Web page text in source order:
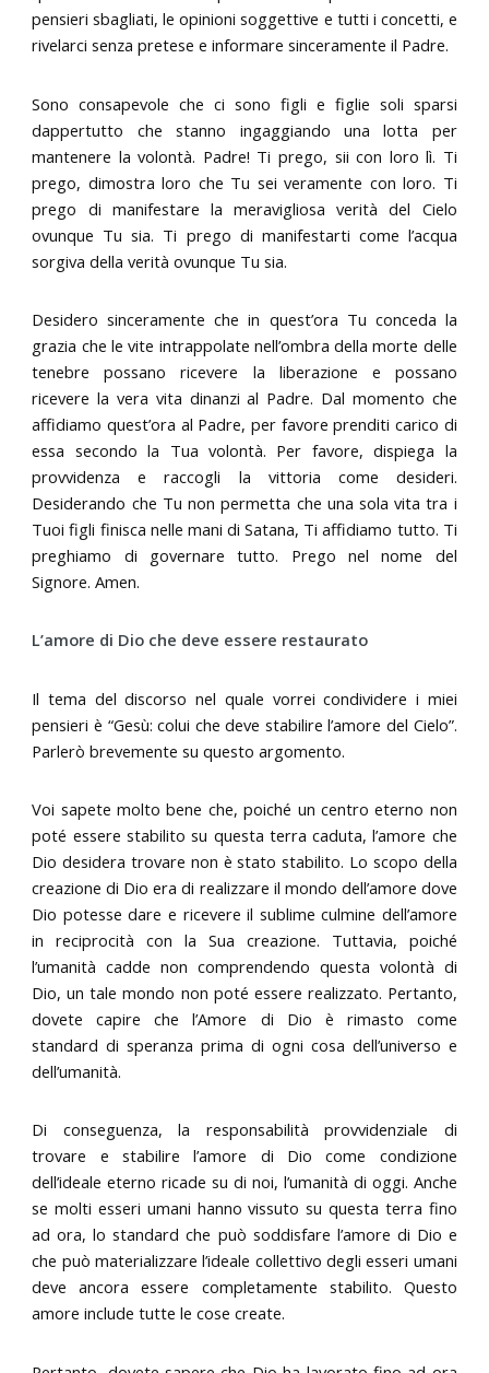
pensieri sbagliati, le opinioni soggettive e tutti i concetti, e
rivelarci senza pretese e informare sinceramente il Padre.
Sono consapevole che ci sono figli e figlie soli sparsi
dappertutto che stanno ingaggiando una lotta per
mantenere la volontà. Padre! Ti prego, sii con loro lì. Ti
prego, dimostra loro che Tu sei veramente con loro. Ti
prego di manifestare la meravigliosa verità del Cielo
ovunque Tu sia. Ti prego di manifestarti come l’acqua
sorgiva della verità ovunque Tu sia.
Desidero sinceramente che in quest’ora Tu conceda la
grazia che le vite intrappolate nell’ombra della morte delle
tenebre possano ricevere la liberazione e possano
ricevere la vera vita dinanzi al Padre. Dal momento che
affidiamo quest’ora al Padre, per favore prenditi carico di
essa secondo la Tua volontà. Per favore, dispiega la
provvidenza e raccogli la vittoria come desideri.
Desiderando che Tu non permetta che una sola vita tra i
Tuoi figli finisca nelle mani di Satana, Ti affidiamo tutto. Ti
preghiamo di governare tutto. Prego nel nome del
Signore. Amen.
L’amore di Dio che deve essere restaurato
Il tema del discorso nel quale vorrei condividere i miei
pensieri è “Gesù: colui che deve stabilire l’amore del Cielo”.
Parlerò brevemente su questo argomento.
Voi sapete molto bene che, poiché un centro eterno non
poté essere stabilito su questa terra caduta, l’amore che
Dio desidera trovare non è stato stabilito. Lo scopo della
creazione di Dio era di realizzare il mondo dell’amore dove
Dio potesse dare e ricevere il sublime culmine dell’amore
in reciprocità con la Sua creazione. Tuttavia, poiché
l’umanità cadde non comprendendo questa volontà di
Dio, un tale mondo non poté essere realizzato. Pertanto,
dovete capire che l’Amore di Dio è rimasto come
standard di speranza prima di ogni cosa dell’universo e
dell’umanità.
Di conseguenza, la responsabilità provvidenziale di
trovare e stabilire l’amore di Dio come condizione
dell’ideale eterno ricade su di noi, l’umanità di oggi. Anche
se molti esseri umani hanno vissuto su questa terra fino
ad ora, lo standard che può soddisfare l’amore di Dio e
che può materializzare l’ideale collettivo degli esseri umani
deve ancora essere completamente stabilito. Questo
amore include tutte le cose create.